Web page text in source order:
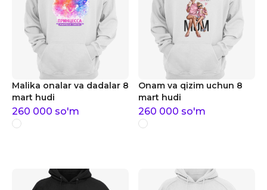
Malika onalar va dadalar 8
mart hudi
260 000 so'm
Onam va qizim uchun 8
mart hudi
260 000 so'm